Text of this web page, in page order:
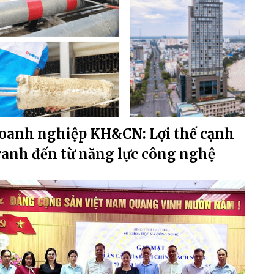
nghiệp KH&CN: Lợi thế cạnh
đến từ năng lực công nghệ